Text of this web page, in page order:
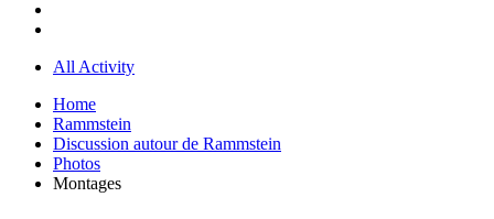
All Activity
Home
Rammstein
Discussion autour de Rammstein
Photos
Montages